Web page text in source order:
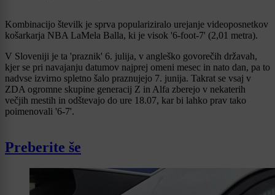
Kombinacijo številk je sprva populariziralo urejanje videoposnetkov
košarkarja NBA LaMela Balla, ki je visok '6-foot-7' (2,01 metra).
V Sloveniji je ta 'praznik' 6. julija, v angleško govorečih državah,
kjer se pri navajanju datumov najprej omeni mesec in nato dan, pa to
nadvse izvirno spletno šalo praznujejo 7. junija. Takrat se vsaj v
ZDA ogromne skupine generacij Z in Alfa zberejo v nekaterih
večjih mestih in odštevajo do ure 18.07, kar bi lahko prav tako
poimenovali '6-7'.
Preberite še